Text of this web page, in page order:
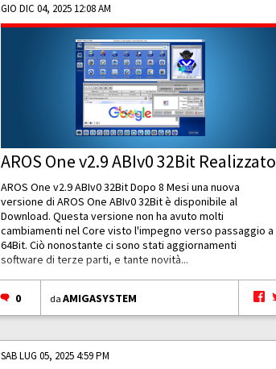
GIO DIC 04, 2025 12:08 AM
AROS One v2.9 ABIv0 32Bit Realizzato
AROS One v2.9 ABIv0 32Bit Dopo 8 Mesi una nuova
versione di AROS One ABIv0 32Bit è disponibile al
Download. Questa versione non ha avuto molti
cambiamenti nel Core visto l'impegno verso passaggio a
64Bit. Ciò nonostante ci sono stati aggiornamenti
software di terze parti, e tante novità...
0 daAMIGASYSTEM
SAB LUG 05, 2025 4:59 PM